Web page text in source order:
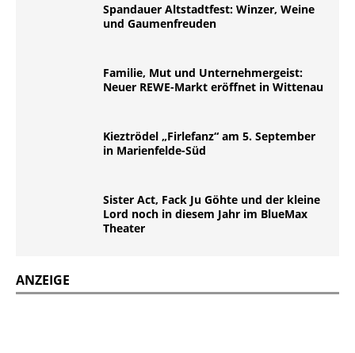
Spandauer Altstadtfest: Winzer, Weine
und Gaumenfreuden
Familie, Mut und Unternehmergeist:
Neuer REWE-Markt eröffnet in Wittenau
Kieztrödel „Firlefanz“ am 5. September
in Marienfelde-Süd
Sister Act, Fack Ju Göhte und der kleine
Lord noch in diesem Jahr im BlueMax
Theater
ANZEIGE